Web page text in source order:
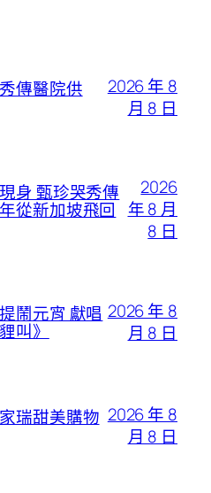
傳醫院供
2026 年 8
月 8 日
身 甄珍哭秀傳
從新加坡飛回
2026
年 8 月
8 日
鬧元宵 獻唱
叫》
2026 年 8
月 8 日
瑞甜美購物 2026 年 8
月 8 日